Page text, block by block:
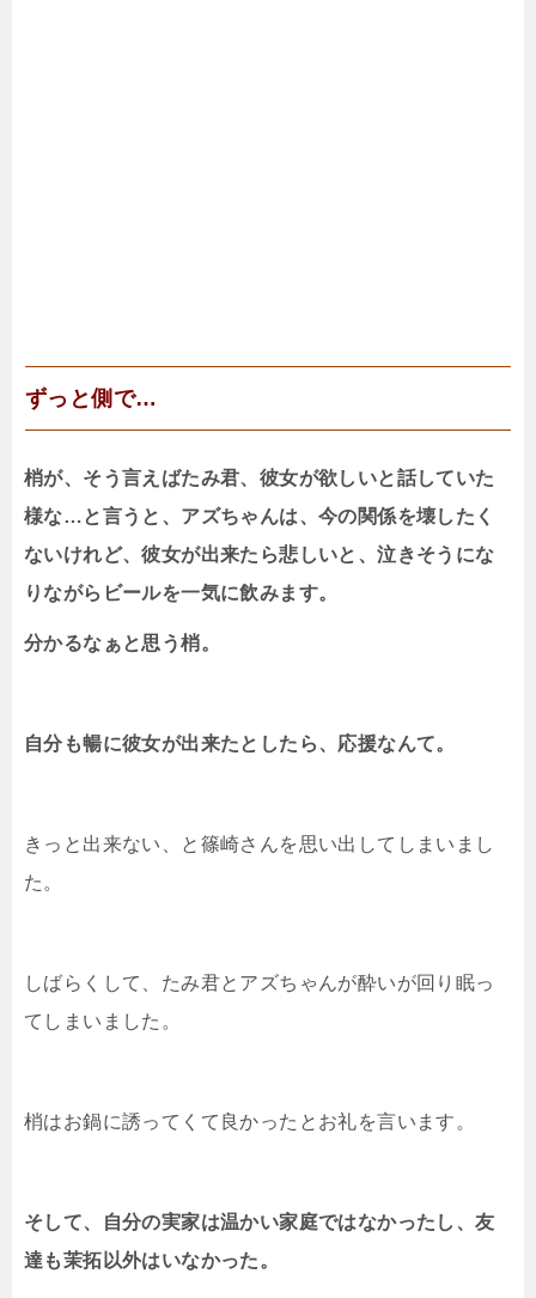
ずっと側で…
梢が、そう言えばたみ君、彼女が欲しいと話していた
様な…と言うと、アズちゃんは、今の関係を壊したく
ないけれど、彼女が出来たら悲しいと、泣きそうにな
りながらビールを一気に飲みます。
分かるなぁと思う梢。
自分も暢に彼女が出来たとしたら、応援なんて。
きっと出来ない、と篠崎さんを思い出してしまいまし
た。
しばらくして、たみ君とアズちゃんが酔いが回り眠っ
てしまいました。
梢はお鍋に誘ってくて良かったとお礼を言います。
そして、自分の実家は温かい家庭ではなかったし、友
達も茉拓以外はいなかった。